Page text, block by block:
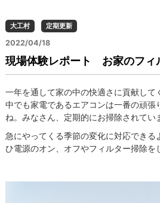
大工村 定期更新
2022/04/18
現場体験レポート お家のフィ
一年を通して家の中の快適さに貢献して
中でも家電であるエアコンは一番の頑張
ね。みなさん、定期的にお掃除されてい
急にやってくる季節の変化に対応できる
ひ電源のオン、オフやフィルター掃除を